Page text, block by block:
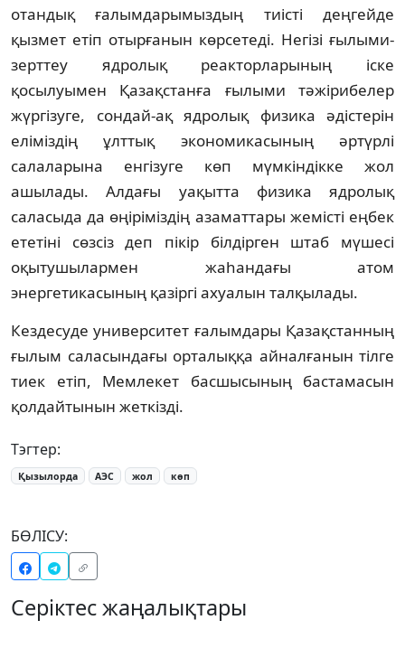
отандық ғалымдарымыздың тиісті деңгейде
қызмет етіп отырғанын көрсетеді. Негізі ғылыми-
зерттеу ядролық реакторларының іске
қосылуымен Қазақстанға ғылыми тәжірибелер
жүргізуге, сондай-ақ ядролық физика әдістерін
еліміздің ұлттық экономикасының әртүрлі
салаларына енгізуге көп мүмкіндікке жол
ашылады. Алдағы уақытта физика ядролық
саласыда да өңіріміздің азаматтары жемісті еңбек
ететіні сөзсіз деп пікір білдірген штаб мүшесі
оқытушылармен жаһандағы атом
энергетикасының қазіргі ахуалын талқылады.
Кездесуде университет ғалымдары Қазақстанның
ғылым саласындағы орталыққа айналғанын тілге
тиек етіп, Мемлекет басшысының бастамасын
қолдайтынын жеткізді.
Тэгтер:
Қызылорда АЭС жол көп
БӨЛІСУ:
Серіктес жаңалықтары